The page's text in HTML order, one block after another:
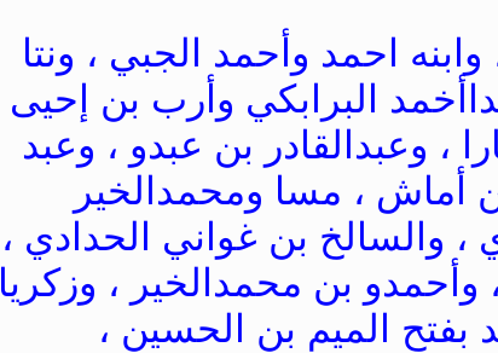
احمد وأحمد الجبي ، ونتا
البرابكي وأرب بن إحيى
، وعبدالقادر بن عبدو ، وعبد
أماش ، مسا ومحمدالخير
، والسالخ بن غواني الحدادي ،
بن محمدالخير ، وزكريا
الميم بن الحسين ،